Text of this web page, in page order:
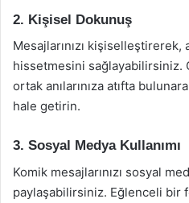
2. Kişisel Dokunuş
Mesajlarınızı kişiselleştirerek,
hissetmesini sağlayabilirsiniz.
ortak anılarınıza atıfta
hale getirin.
3. Sosyal Medya Kullanımı
Komik mesajlarınızı sosyal
paylaşabilirsiniz. Eğlenceli bir